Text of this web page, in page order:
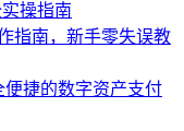
操指南
指南，新手零失误教
捷的数字资产支付